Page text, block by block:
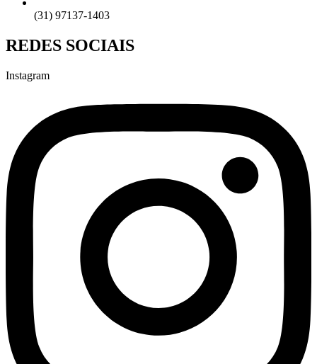
(31) 97137-1403
REDES SOCIAIS
Instagram